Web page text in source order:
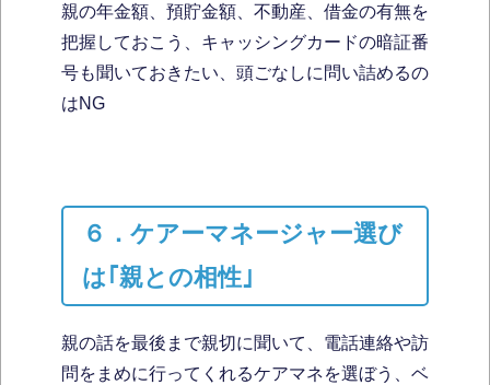
親の年金額、預貯金額、不動産、借金の有無を
把握しておこう、キャッシングカードの暗証番
号も聞いておきたい、頭ごなしに問い詰めるの
はNG
６．ケアーマネージャー選び
は｢親との相性｣
親の話を最後まで親切に聞いて、電話連絡や訪
問をまめに行ってくれるケアマネを選ぼう、ベ